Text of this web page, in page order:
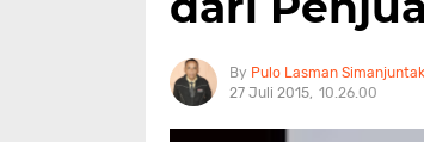
Pulo Lasman Simanjuntak
27 Juli 2015 10.26.00